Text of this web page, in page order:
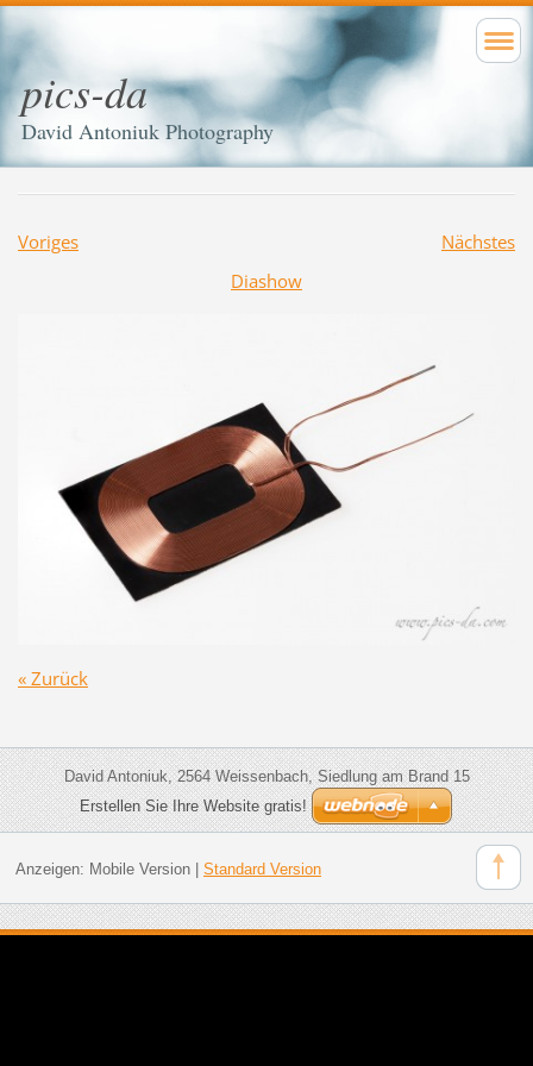
pics-da
David Antoniuk Photography
Voriges
Nächstes
Diashow
« Zurück
David Antoniuk, 2564 Weissenbach, Siedlung am Brand 15
Erstellen Sie Ihre Website gratis!
Anzeigen: Mobile Version| Standard Version